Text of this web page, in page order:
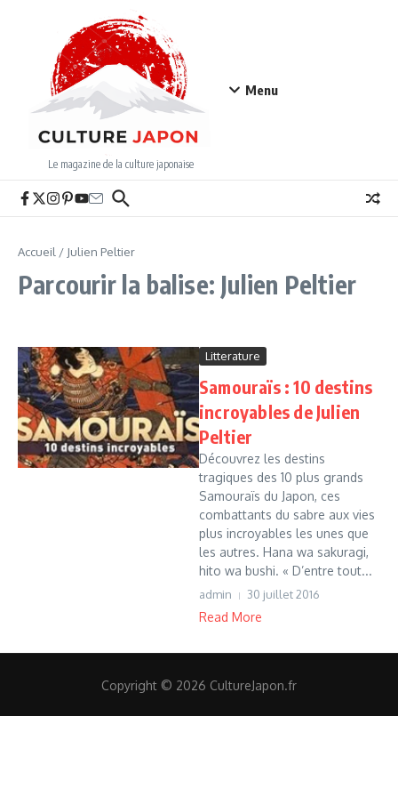
Le magazine de la culture japonaise
Menu
Accueil / Julien Peltier
Parcourir la balise: Julien Peltier
Litterature
Samouraïs : 10 destins
incroyables de Julien
Peltier
Découvrez les destins
tragiques des 10 plus grands
Samouraïs du Japon, ces
combattants du sabre aux vies
plus incroyables les unes que
les autres. Hana wa sakuragi,
hito wa bushi. « D’entre tout...
admin 30 juillet 2016
Read More